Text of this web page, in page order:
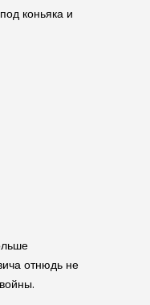
коньяка и
отнюдь не